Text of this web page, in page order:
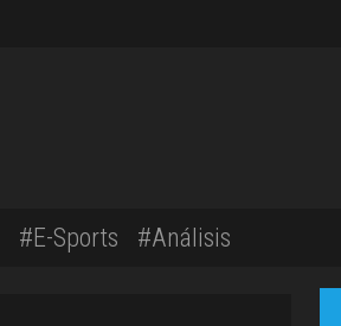
#E-Sports #Análisis